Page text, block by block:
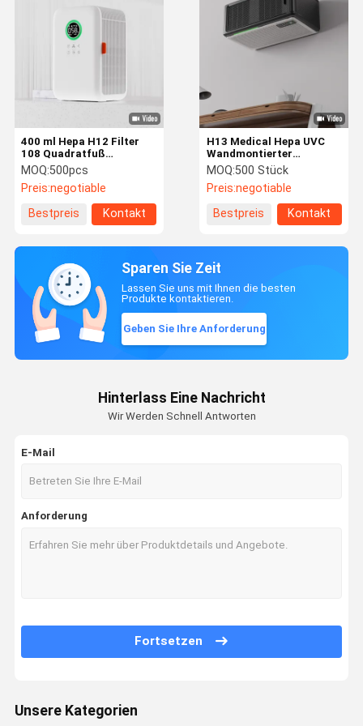
400 ml Hepa H12 Filter
108 Quadratfuß
Luftbefeuchter
Luftreiniger reinigen und
sterilisieren
MOQ:500pcs
Preis:negotiable
Bestpreis
Kontakt
H13 Medical Hepa UVC
Wandmontierter
Luftreiniger Reinigen und
Sterilisator
MOQ:500 Stück
Preis:negotiable
Bestpreis
Kontakt
Sparen Sie Zeit
Lassen Sie uns mit Ihnen die besten
Produkte kontaktieren.
Geben Sie Ihre Anforderung
Hinterlass Eine Nachricht
Wir Werden Schnell Antworten
E-Mail
Anforderung
Fortsetzen
Unsere Kategorien